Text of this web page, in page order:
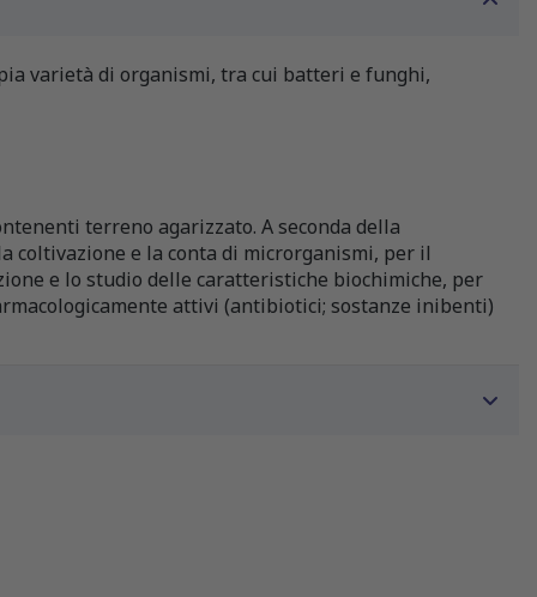
varietà di organismi, tra cui batteri e funghi,
terreno agarizzato. A seconda della
coltivazione e la conta di microrganismi, per il
e lo studio delle caratteristiche biochimiche, per
attivi (antibiotici; sostanze inibenti)